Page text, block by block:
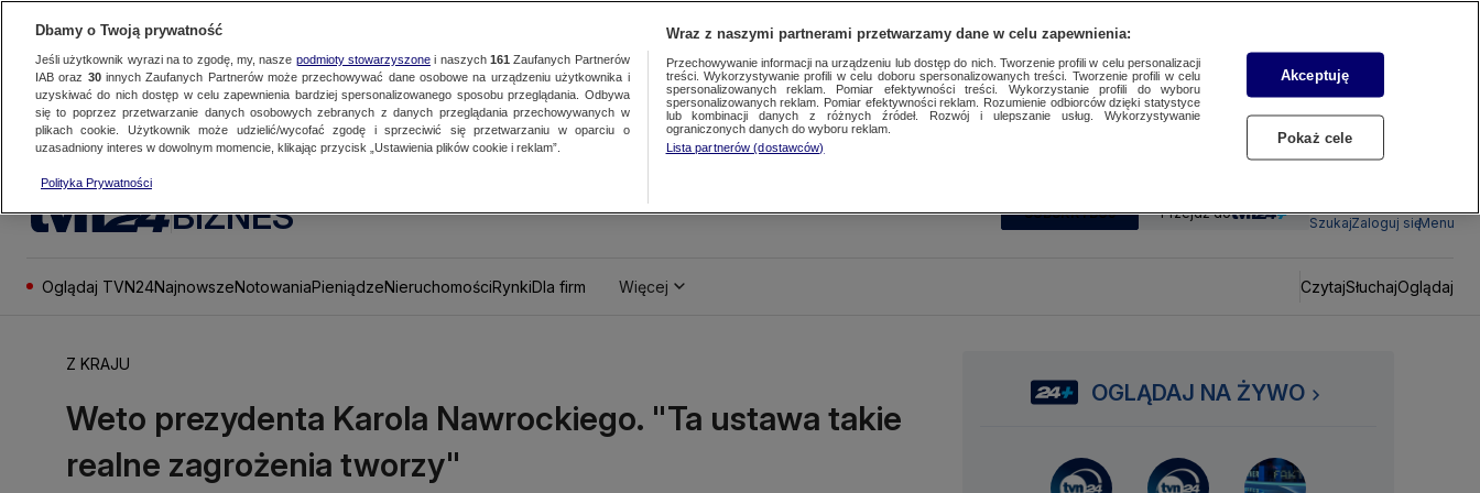
BIZNES SUBSKRYBUJ Przejdź do
SzukajZaloguj sięMenu
Oglądaj TVN24NajnowszeNotowaniaPieniądzeNieruchomościRynkiDla firm Więcej CzytajSłuchajOglądaj
Z KRAJU
Weto prezydenta Karola Nawrockiego. "Ta ustawa takie
realne zagrożenia tworzy"
OGLĄDAJ NA ŻYWO
Dbamy o Twoją prywatność
Jeśli użytkownik wyrazi na to zgodę, my, nasze podmioty stowarzyszonei naszych 161 Zaufanych Partnerów
IAB oraz 30innych Zaufanych Partnerów może przechowywać dane osobowe na urządzeniu użytkownika i
uzyskiwać do nich dostęp w celu zapewnienia bardziej spersonalizowanego sposobu przeglądania. Odbywa
się to poprzez przetwarzanie danych osobowych zebranych z danych przeglądania przechowywanych w
plikach cookie. Użytkownik może udzielić/wycofać zgodę i sprzeciwić się przetwarzaniu w oparciu o
uzasadniony interes w dowolnym momencie, klikając przycisk „Ustawienia plików cookie i reklam”.
Polityka Prywatności
Wraz z naszymi partnerami przetwarzamy dane w celu zapewnienia:
Przechowywanie informacji na urządzeniu lub dostęp do nich. Tworzenie profili w celu personalizacji
treści. Wykorzystywanie profili w celu doboru spersonalizowanych treści. Tworzenie profili w celu
spersonalizowanych reklam. Pomiar efektywności treści. Wykorzystanie profili do wyboru
spersonalizowanych reklam. Pomiar efektywności reklam. Rozumienie odbiorców dzięki statystyce
lub kombinacji danych z różnych źródeł. Rozwój i ulepszanie usług. Wykorzystywanie
ograniczonych danych do wyboru reklam.
Lista partnerów (dostawców)
Akceptuję
Pokaż cele